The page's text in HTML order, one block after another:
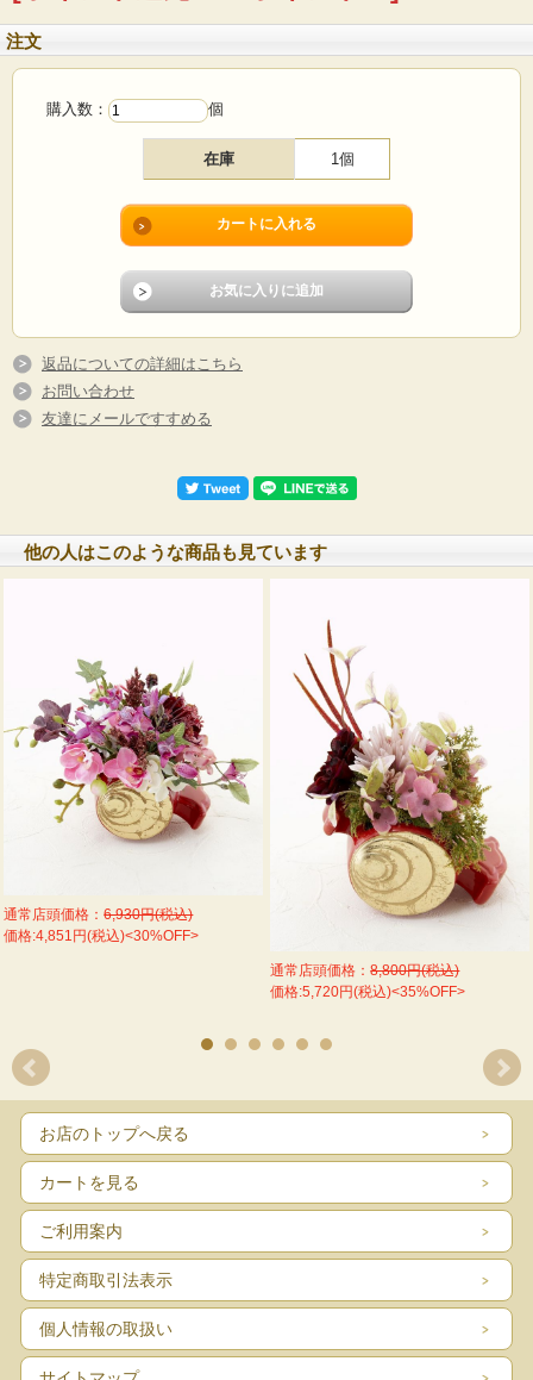
注文
購入数： 個
在庫 1個
返品についての詳細はこちら
お問い合わせ
友達にメールですすめる
他の人はこのような商品も見ています
通常店頭価格：6,930円(税込)
価格:4,851円(税込)<30%OFF>
通常店頭価格：8,800円(税込)
価格:5,720円(税込)<35%OFF>
お店のトップへ戻る
カートを見る
ご利用案内
特定商取引法表示
個人情報の取扱い